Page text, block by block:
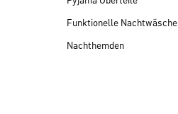
Funktionelle Nachtwäsche
Nachthemden